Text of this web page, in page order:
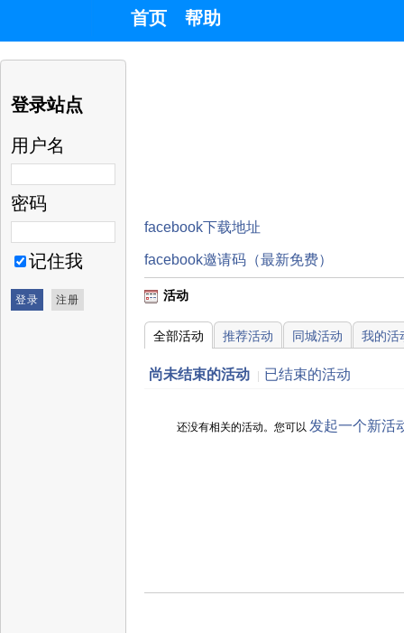
首页 帮助
登录站点
用户名
密码
记住我
facebook下载地址
facebook邀请码（最新免费）
活动
全部活动 推荐活动 同城活动 我的活
尚未结束的活动 已结束的活动
还没有相关的活动。您可以 发起一个新活